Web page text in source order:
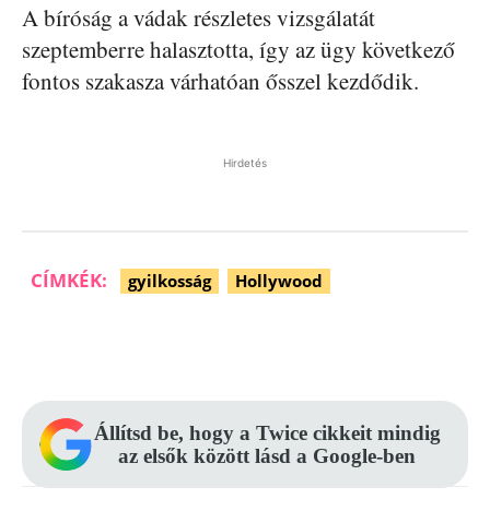
A bíróság a vádak részletes vizsgálatát
szeptemberre halasztotta, így az ügy következő
fontos szakasza várhatóan ősszel kezdődik.
Hirdetés
CÍMKÉK: gyilkosság Hollywood
Állítsd be, hogy a Twice cikkeit mindig
az elsők között lásd a Google-ben